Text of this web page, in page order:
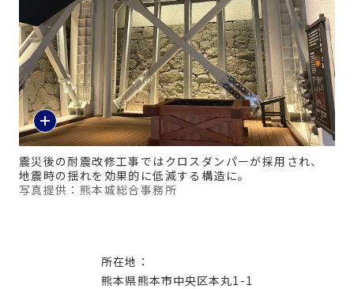
震災後の耐震改修工事ではクロスダンパーが採用され、
地震時の揺れを効果的に低減する構造に。
写真提供：熊本城総合事務所
所在地：
熊本県熊本市中央区本丸1-1